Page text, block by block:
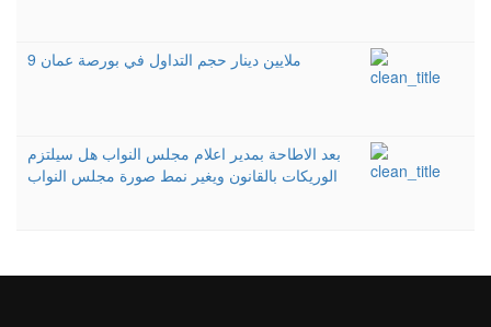
9 ملايين دينار حجم التداول في بورصة عمان
بعد الاطاحة بمدير اعلام مجلس النواب هل سيلتزم
الوريكات بالقانون ويغير نمط صورة مجلس النواب